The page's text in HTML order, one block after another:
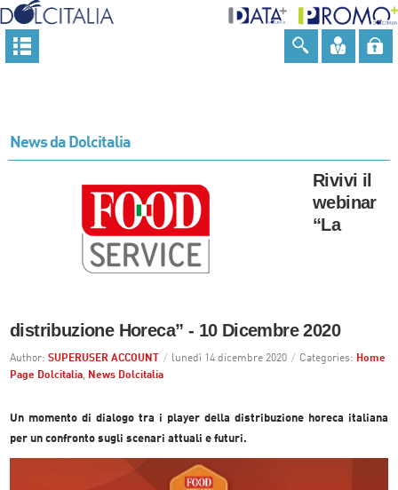
News da Dolcitalia
Rivivi il
webinar
“La
distribuzione Horeca” - 10 Dicembre 2020
Author: SUPERUSER ACCOUNT / lunedì 14 dicembre 2020 / Categories: Home
Page Dolcitalia, News Dolcitalia
Un momento di dialogo tra i player della distribuzione horeca italiana
per un confronto sugli scenari attuali e futuri.